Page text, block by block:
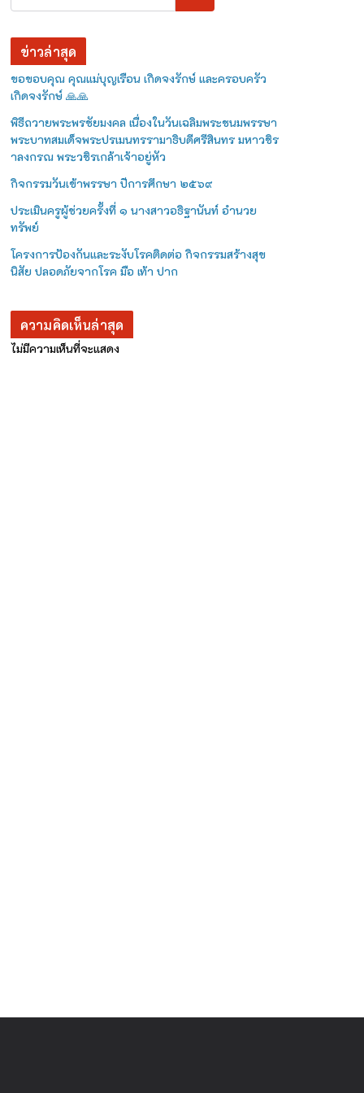
ข่าวล่าสุด
ขอขอบคุณ คุณแม่บุญเรือน เกิดจงรักษ์ และครอบครัว
เกิดจงรักษ์ 🙏🙏
พิธีถวายพระพรชัยมงคล เนื่องในวันเฉลิมพระชนมพรรษา
พระบาทสมเด็จพระปรเมนทรรามาธิบดีศรีสินทร มหาวชิร
าลงกรณ พระวชิรเกล้าเจ้าอยู่หัว
กิจกรรมวันเข้าพรรษา ปีการศึกษา ๒๕๖๙
ประเมินครูผู้ช่วยครั้งที่ ๑ นางสาวอธิฐานันท์ อำนวย
ทรัพย์
โครงการป้องกันและระงับโรคติดต่อ กิจกรรมสร้างสุข
นิสัย ปลอดภัยจากโรค มือ เท้า ปาก
ความคิดเห็นล่าสุด
ไม่มีความเห็นที่จะแสดง